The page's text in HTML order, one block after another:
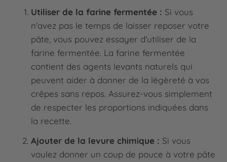
Utiliser de la farine fermentée : Si vous
n'avez pas le temps de laisser reposer votre
pâte, vous pouvez essayer d'utiliser de la
farine fermentée. La farine fermentée
contient des agents levants naturels qui
peuvent aider à donner de la légèreté à vos
crêpes sans repos. Assurez-vous simplement
de respecter les proportions indiquées dans
la recette.
Ajouter de la levure chimique : Si vous
voulez donner un coup de pouce à votre pâte